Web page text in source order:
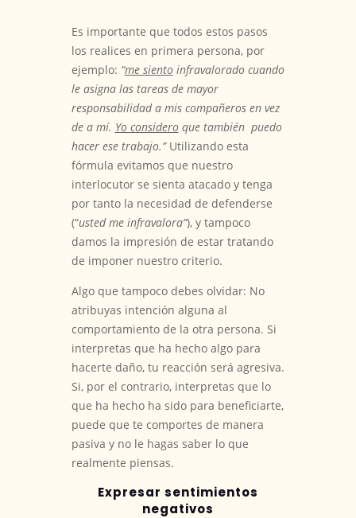
Es importante que todos estos pasos
los realices en primera persona, por
ejemplo: “me sientoinfravalorado cuando
le asigna las tareas de mayor
responsabilidad a mis compañeros en vez
de a mí. Yo consideroque también puedo
hacer ese trabajo.” Utilizando esta
fórmula evitamos que nuestro
interlocutor se sienta atacado y tenga
por tanto la necesidad de defenderse
(“usted me infravalora”), y tampoco
damos la impresión de estar tratando
de imponer nuestro criterio.
Algo que tampoco debes olvidar: No
atribuyas intención alguna al
comportamiento de la otra persona. Si
interpretas que ha hecho algo para
hacerte daño, tu reacción será agresiva.
Si, por el contrario, interpretas que lo
que ha hecho ha sido para beneficiarte,
puede que te comportes de manera
pasiva y no le hagas saber lo que
realmente piensas.
Expresar sentimientos
negativos